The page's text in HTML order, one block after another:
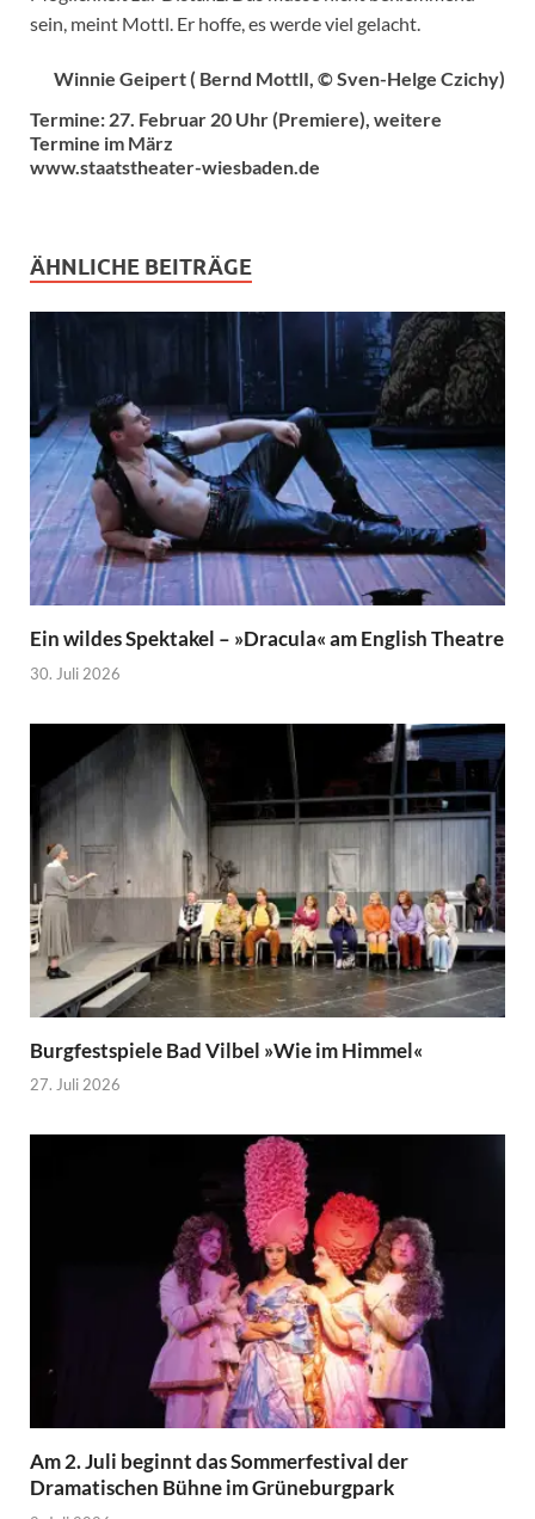
sein, meint Mottl. Er hoffe, es werde viel gelacht.
Winnie Geipert ( Bernd MottlI, © Sven-Helge Czichy)
Termine: 27. Februar 20 Uhr (Premiere), weitere
Termine im März
www.staatstheater-wiesbaden.de
ÄHNLICHE BEITRÄGE
Ein wildes Spektakel – »Dracula« am English Theatre
30. Juli 2026
Burgfestspiele Bad Vilbel »Wie im Himmel«
27. Juli 2026
Am 2. Juli beginnt das Sommerfestival der
Dramatischen Bühne im Grüneburgpark